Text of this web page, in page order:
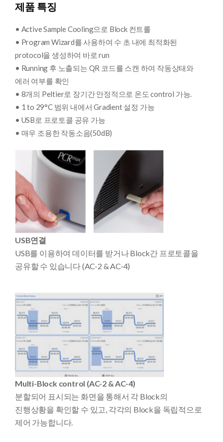
제품 특징
• Active Sample Cooling으로 Block 컨트롤
• Program Wizard를 사용하여 수 초 내에 최적화된
protocol을 생성하여 바로 run
• Running 후 노출되는 QR 코드를 스캔 하여 작동상태와
에러 여부를 확인
• 8개의 Peltier로 장기간 안정적으로 온도 control 가능.
• 1 to 29°C 범위 내에서 Gradient 설정 가능
• USB로 프로토콜 공유 가능
• 매우 조용한 작동소음(50dB)
USB연결
USB를 이용하여 데이터를 받거나 Block간 프로토콜을
공유할 수 있습니다 (AC-2 & AC-4)
Multi-Block control (AC-2 & AC-4)
분할되어 표시되는 화면을 통해서 각 Block의
진행상황을 확인할 수 있고, 각각의 Block을 독립적으로
제어 가능합니다.